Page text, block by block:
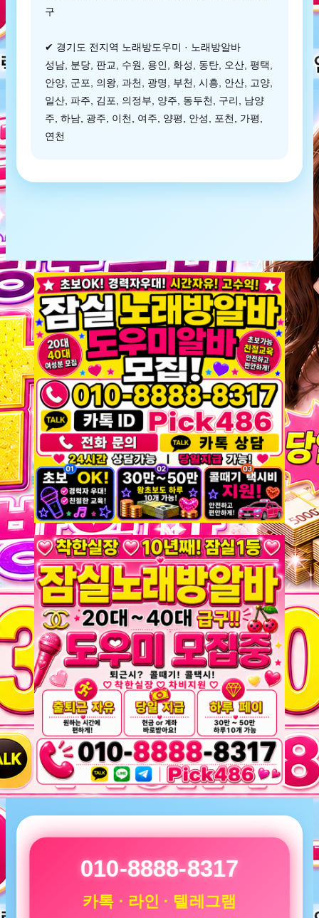
구
✔ 경기도 전지역 노래방도우미 · 노래방알바
성남, 분당, 판교, 수원, 용인, 화성, 동탄, 오산, 평택,
안양, 군포, 의왕, 과천, 광명, 부천, 시흥, 안산, 고양,
일산, 파주, 김포, 의정부, 양주, 동두천, 구리, 남양
주, 하남, 광주, 이천, 여주, 양평, 안성, 포천, 가평,
연천
010-8888-8317
카톡 · 라인 · 텔레그램